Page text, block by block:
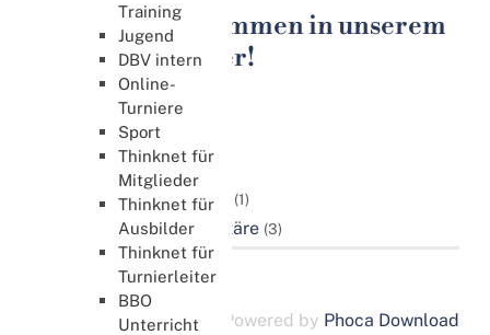
Training
Jugend
DBV intern
Online-
Turniere
Sport
Thinknet für
Mitglieder
Thinknet für
Ausbilder
Thinknet für
Turnierleiter
BBO
Unterricht
Herzlich Willkommen in unserem
Download Center!
Kategorien
Masterpunkte
Masterpunktordnung (1)
Service für CP Sekretäre (3)
Powered by Phoca Download